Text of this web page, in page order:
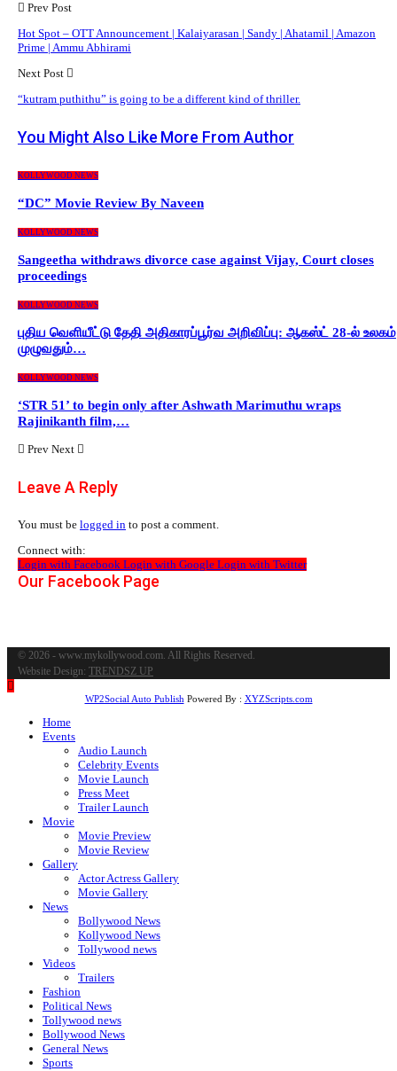
Prev Post
Hot Spot – OTT Announcement | Kalaiyarasan | Sandy | Ahatamil | Amazon
Prime | Ammu Abhirami
Next Post
“kutram puthithu” is going to be a different kind of thriller.
You Might Also Like More From Author
KOLLYWOOD NEWS
“DC” Movie Review By Naveen
KOLLYWOOD NEWS
Sangeetha withdraws divorce case against Vijay, Court closes
proceedings
KOLLYWOOD NEWS
புதிய வெளியீட்டு தேதி அதிகாரப்பூர்வ அறிவிப்பு: ஆகஸ்ட் 28-ல் உலகம்
முழுவதும்…
KOLLYWOOD NEWS
‘STR 51’ to begin only after Ashwath Marimuthu wraps
Rajinikanth film,…
Prev Next
Leave A Reply
You must be logged in to post a comment.
Connect with:
Login with Facebook Login with Google Login with Twitter
Our Facebook Page
© 2026 - www.mykollywood.com. All Rights Reserved.
Website Design: TRENDSZ UP
WP2Social Auto Publish Powered By : XYZScripts.com
Home
Events
Audio Launch
Celebrity Events
Movie Launch
Press Meet
Trailer Launch
Movie
Movie Preview
Movie Review
Gallery
Actor Actress Gallery
Movie Gallery
News
Bollywood News
Kollywood News
Tollywood news
Videos
Trailers
Fashion
Political News
Tollywood news
Bollywood News
General News
Sports